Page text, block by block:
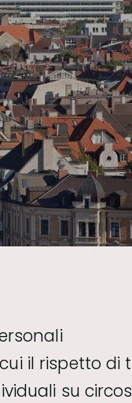
il rispetto di
su